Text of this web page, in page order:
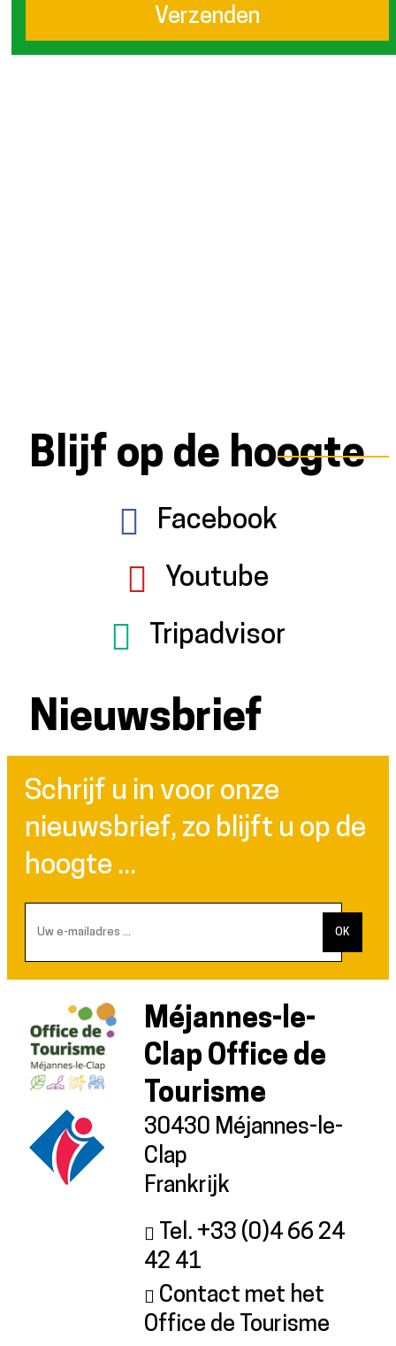
Blijf op de hoogte
Facebook
Youtube
Tripadvisor
Nieuwsbrief
Schrijf u in voor onze
nieuwsbrief, zo blijft u op de
hoogte ...
Méjannes-le-
Clap Office de
Tourisme
30430 Méjannes-le-
Clap
Frankrijk
Tel. +33 (0)4 66 24
42 41
Contact met het
Office de Tourisme